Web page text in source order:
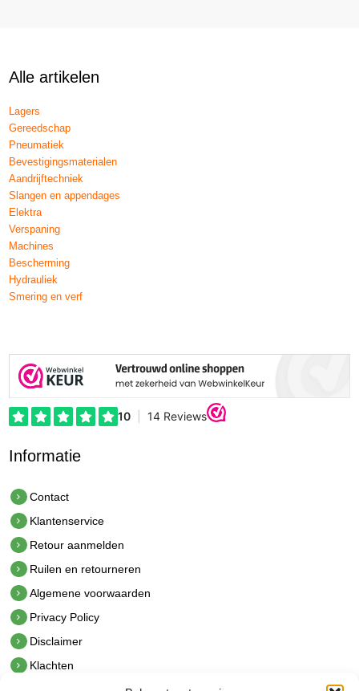
Alle artikelen
Lagers
Gereedschap
Pneumatiek
Bevestigingsmaterialen
Aandrijftechniek
Slangen en appendages
Elektra
Verspaning
Machines
Bescherming
Hydrauliek
Smering en verf
Informatie
Contact
Klantenservice
Retour aanmelden
Ruilen en retourneren
Algemene voorwaarden
Privacy Policy
Disclaimer
Klachten